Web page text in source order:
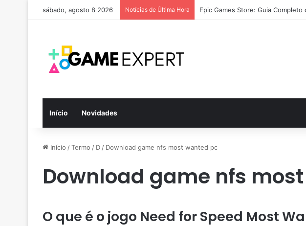
sábado, agosto 8 2026 Notícias de Última Hora Epic Games Store: Guia
Início Novidades
Início /Termo / D / Download game nfs most wanted pc
Download game nfs
O que é o jogo Need for Speed Most